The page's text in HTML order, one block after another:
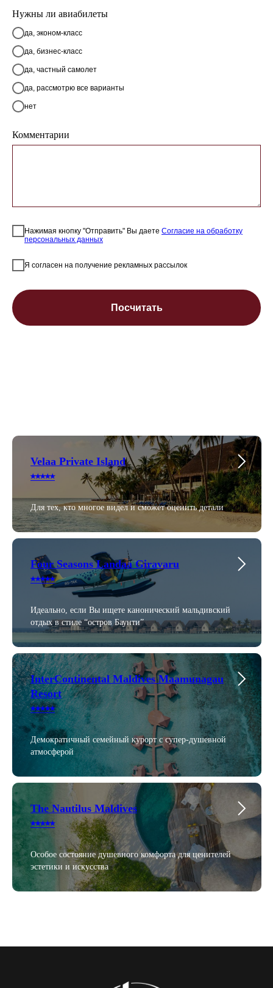
Нужны ли авиабилеты
да, эконом-класс
да, бизнес-класс
да, частный самолет
да, рассмотрю все варианты
нет
Комментарии
Нажимая кнопку "Отправить" Вы даете Согласие на обработку
персональных данных
Я согласен на получение рекламных рассылок
Посчитать
Velaa Private Island
⭑⭑⭑⭑⭑
Для тех, кто многое видел и сможет оценить детали
Four Seasons Landaa Giravaru
⭑⭑⭑⭑⭑
Идеально, если Вы ищете канонический мальдивский
отдых в стиле “остров Баунти”
InterContinental Maldives Maamunagau
Resort
⭑⭑⭑⭑⭑
Демократичный семейный курорт с супер-душевной
атмосферой
The Nautilus Maldives
⭑⭑⭑⭑⭑
Особое состояние душевного комфорта для ценителей
эстетики и искусства